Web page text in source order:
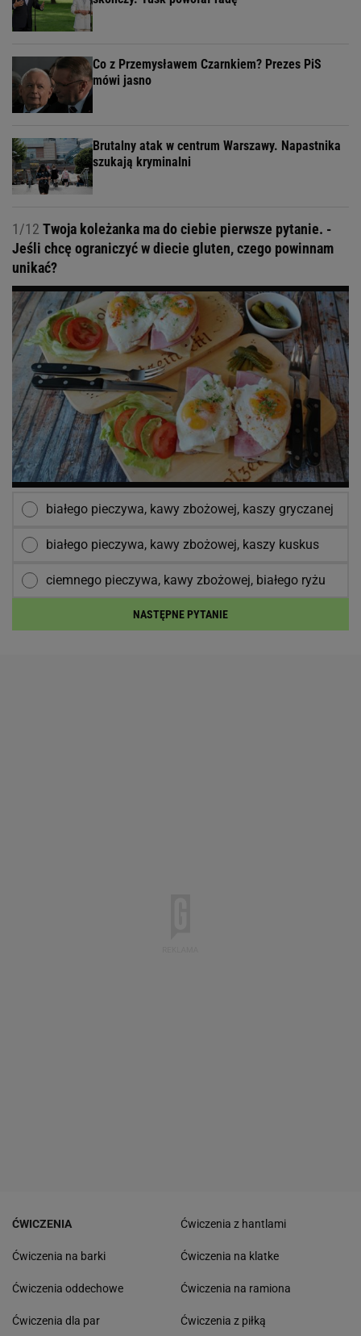
Co z Przemysławem Czarnkiem? Prezes PiS
mówi jasno
Brutalny atak w centrum Warszawy. Napastnika
szukają kryminalni
1/12 Twoja koleżanka ma do ciebie pierwsze pytanie. -
Jeśli chcę ograniczyć w diecie gluten, czego powinnam
unikać?
białego pieczywa, kawy zbożowej, kaszy gryczanej
białego pieczywa, kawy zbożowej, kaszy kuskus
ciemnego pieczywa, kawy zbożowej, białego ryżu
NASTĘPNE PYTANIE
ĆWICZENIA
Ćwiczenia na barki
Ćwiczenia oddechowe
Ćwiczenia dla par
Ćwiczenia z hantlami
Ćwiczenia na klatke
Ćwiczenia na ramiona
Ćwiczenia z piłką